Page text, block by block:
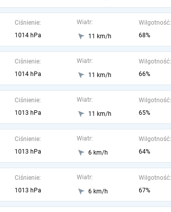
Ciśnienie:
1014 hPa
Wiatr:
11 km/h
Wilgotność:
68%
Ciśnienie:
1014 hPa
Wiatr:
11 km/h
Wilgotność:
66%
Ciśnienie:
1013 hPa
Wiatr:
11 km/h
Wilgotność:
65%
Ciśnienie:
1013 hPa
Wiatr:
6 km/h
Wilgotność:
64%
Ciśnienie:
1013 hPa
Wiatr:
6 km/h
Wilgotność:
67%